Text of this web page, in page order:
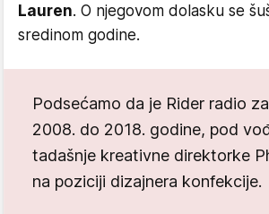
Lauren. O njegovom dolasku se
sredinom godine.
Podsećamo da je Rider radio
2008. do 2018. godine, pod
tadašnje kreativne direktorke
na poziciji dizajnera konfekcije.